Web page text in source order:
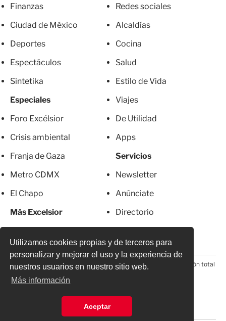
Utilizamos cookies propias y de terceros para
personalizar y mejorar el uso y la experiencia de
nuestros usuarios en nuestro sitio web.
Más información
Aceptar
Finanzas
Ciudad de México
Deportes
Espectáculos
Sintetika
Especiales
Foro Excélsior
Crisis ambiental
Franja de Gaza
Metro CDMX
El Chapo
Más Excelsior
Redes sociales
Alcaldías
Cocina
Salud
Estilo de Vida
Viajes
De Utilidad
Apps
Servicios
Newsletter
Anúnciate
Directorio
© 2026 Todos los derechos reservados. Prohibida la reproducción total
o parcial, incluyendo cualquier medio electrónico*